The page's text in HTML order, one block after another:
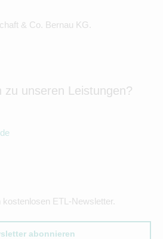
& Co. Bernau KG.
zu unseren Leistungen?
ETL-Newsletter.
abonnieren